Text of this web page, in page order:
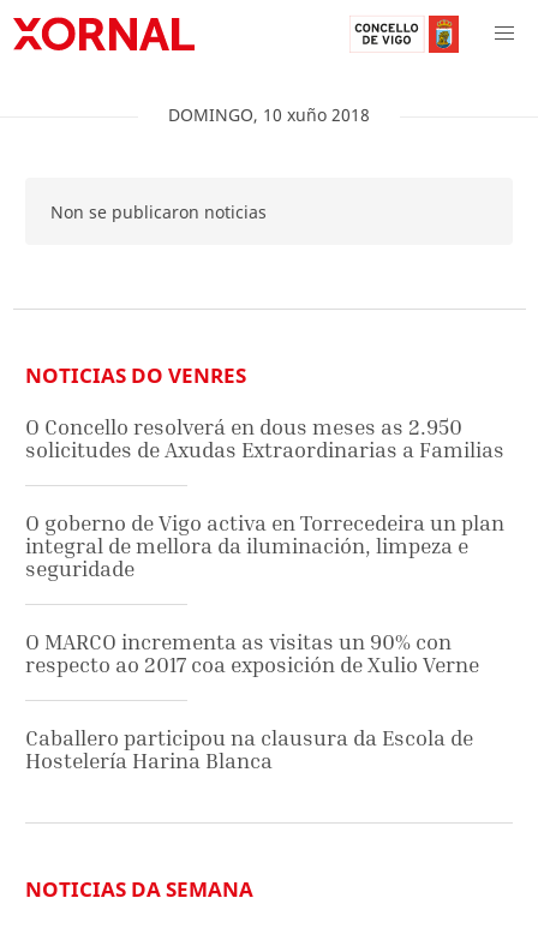
DOMINGO, 10 xuño 2018
Non se publicaron noticias
NOTICIAS DO VENRES
O Concello resolverá en dous meses as 2.950
solicitudes de Axudas Extraordinarias a Familias
O goberno de Vigo activa en Torrecedeira un plan
integral de mellora da iluminación, limpeza e
seguridade
O MARCO incrementa as visitas un 90% con
respecto ao 2017 coa exposición de Xulio Verne
Caballero participou na clausura da Escola de
Hostelería Harina Blanca
NOTICIAS DA SEMANA